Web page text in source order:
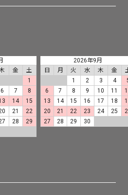
金
土
1
6 7
8
14
15
21
22
28
29
2026年9月
日
月 火 水 木 金
1
2 3 4
6
7 8 9 10 11
13
14 15 16 17 18
20
21 22 23 24 25
27
28 29 30